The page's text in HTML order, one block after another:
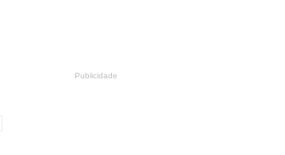
Publicidade